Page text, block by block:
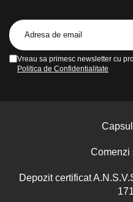
Vreau sa primesc newsletter cu
Politica de Confidentialitate
Comenzi
Depozit certificat